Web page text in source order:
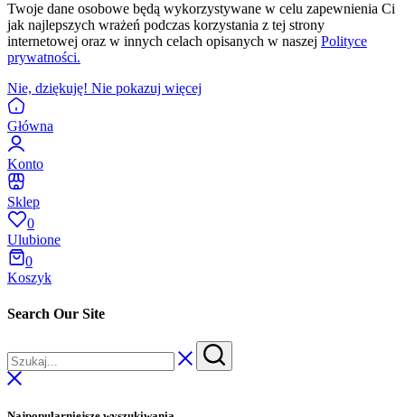
Twoje dane osobowe będą wykorzystywane w celu zapewnienia Ci
jak najlepszych wrażeń podczas korzystania z tej strony
internetowej oraz w innych celach opisanych w naszej Polityce
prywatności.
Nie, dziękuję! Nie pokazuj więcej
Główna
Konto
Sklep
0
Ulubione
0
Koszyk
Search Our Site